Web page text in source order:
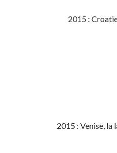
2015 :
2015 : Venise, la